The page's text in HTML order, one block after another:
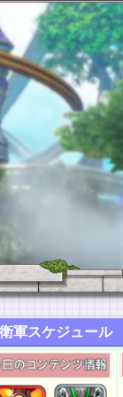
軍スケジュール